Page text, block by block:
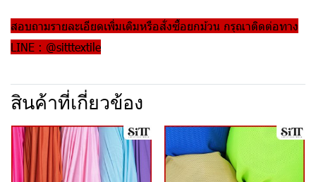
สอบถามรายละเอียดเพิ่มเติมหรือสั่งซื้อยกม้วน กรุณาติดต่อทาง
LINE : @sitttextile
สินค้าที่เกี่ยวข้อง